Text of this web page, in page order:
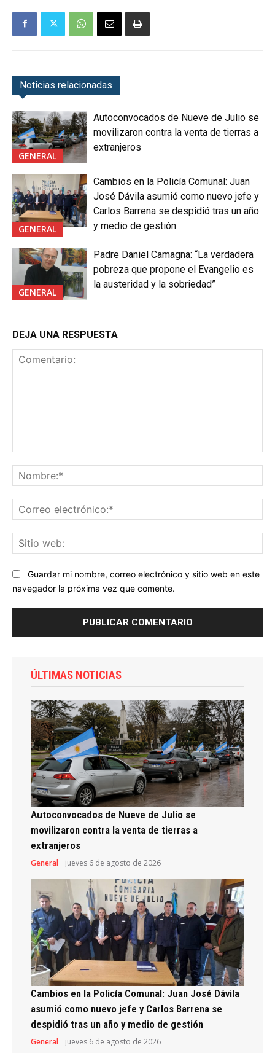
Noticias relacionadas
GENERAL
Autoconvocados de Nueve de Julio se
movilizaron contra la venta de tierras a
extranjeros
GENERAL
Cambios en la Policía Comunal: Juan
José Dávila asumió como nuevo jefe y
Carlos Barrena se despidió tras un año
y medio de gestión
GENERAL
Padre Daniel Camagna: “La verdadera
pobreza que propone el Evangelio es
la austeridad y la sobriedad”
DEJA UNA RESPUESTA
Guardar mi nombre, correo electrónico y sitio web en este
navegador la próxima vez que comente.
ÚLTIMAS NOTICIAS
Autoconvocados de Nueve de Julio se
movilizaron contra la venta de tierras a
extranjeros
General jueves 6 de agosto de 2026
Cambios en la Policía Comunal: Juan José Dávila
asumió como nuevo jefe y Carlos Barrena se
despidió tras un año y medio de gestión
General jueves 6 de agosto de 2026